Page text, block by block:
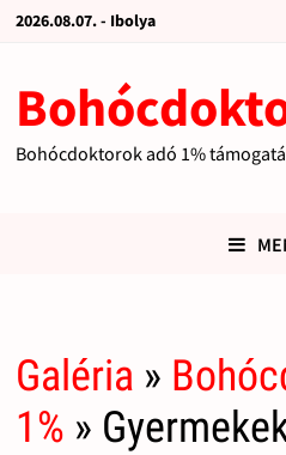
2026.08.07. - Ibolya
Bohócdoktorok adó 1%
Galéria »
1% »